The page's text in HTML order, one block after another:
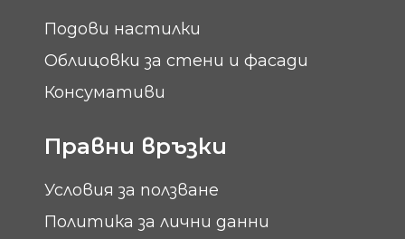
Подови настилки
Облицовки за стени и фасади
Консумативи
Правни връзки
Условия за ползване
Политика за лични данни